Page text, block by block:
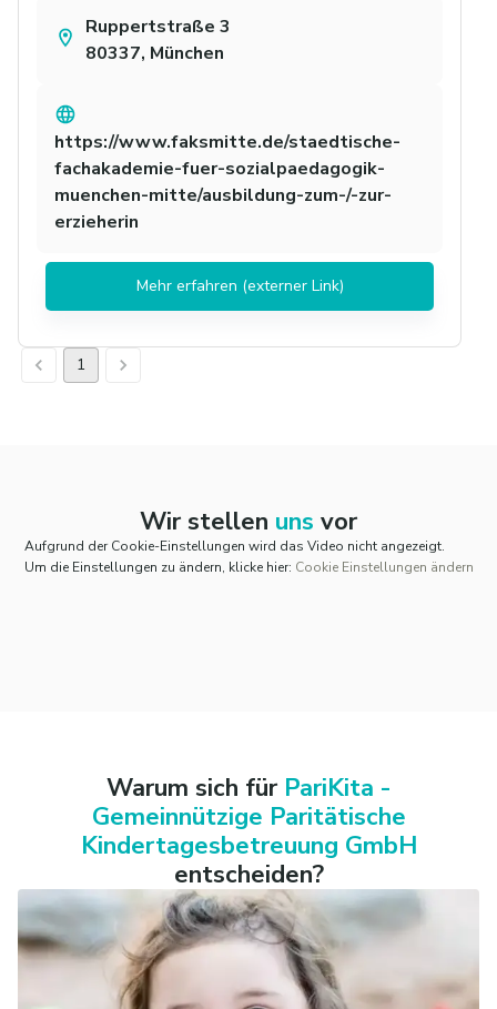
Ruppertstraße 3
80337, München
https://www.faksmitte.de/staedtische-
fachakademie-fuer-sozialpaedagogik-
muenchen-mitte/ausbildung-zum-/-zur-
erzieherin
Mehr erfahren (externer Link)
1
Wir stellen uns vor
Aufgrund der Cookie-Einstellungen wird das Video nicht angezeigt.
Um die Einstellungen zu ändern, klicke hier: Cookie Einstellungen ändern
Warum sich für PariKita -
Gemeinnützige Paritätische
Kindertagesbetreuung GmbH
entscheiden?